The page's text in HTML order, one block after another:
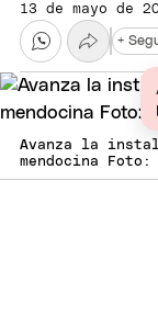
13 de mayo de
+
Avanza la
mendocina Foto: